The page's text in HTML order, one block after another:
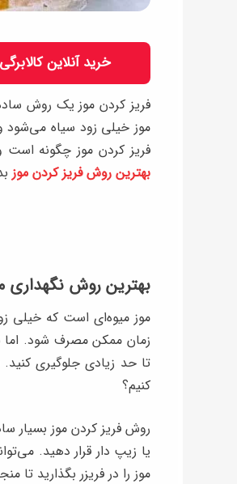
خرید آنلاین کالابرگی
فریز کردن موز یک روش
موز خیلی زود سیاه می‌شود
فریز کردن موز چگونه است
بهترین روش فریز کردن موز
بهترین روش نگهداری
موز میوه‌ای است که خیلی
زمان ممکن مصرف شود. اما
کنیم؟
روش فریز کردن موز بسیار
یا زیپ دار قرار دهید.
موز را در فریزر بگذارید تا